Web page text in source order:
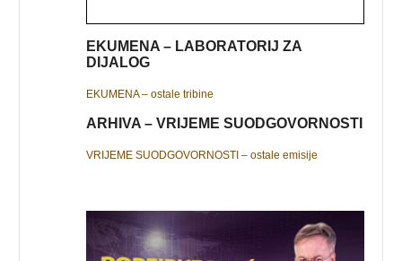
EKUMENA – LABORATORIJ ZA
DIJALOG
EKUMENA – ostale tribine
ARHIVA – VRIJEME SUODGOVORNOSTI
VRIJEME SUODGOVORNOSTI – ostale emisije